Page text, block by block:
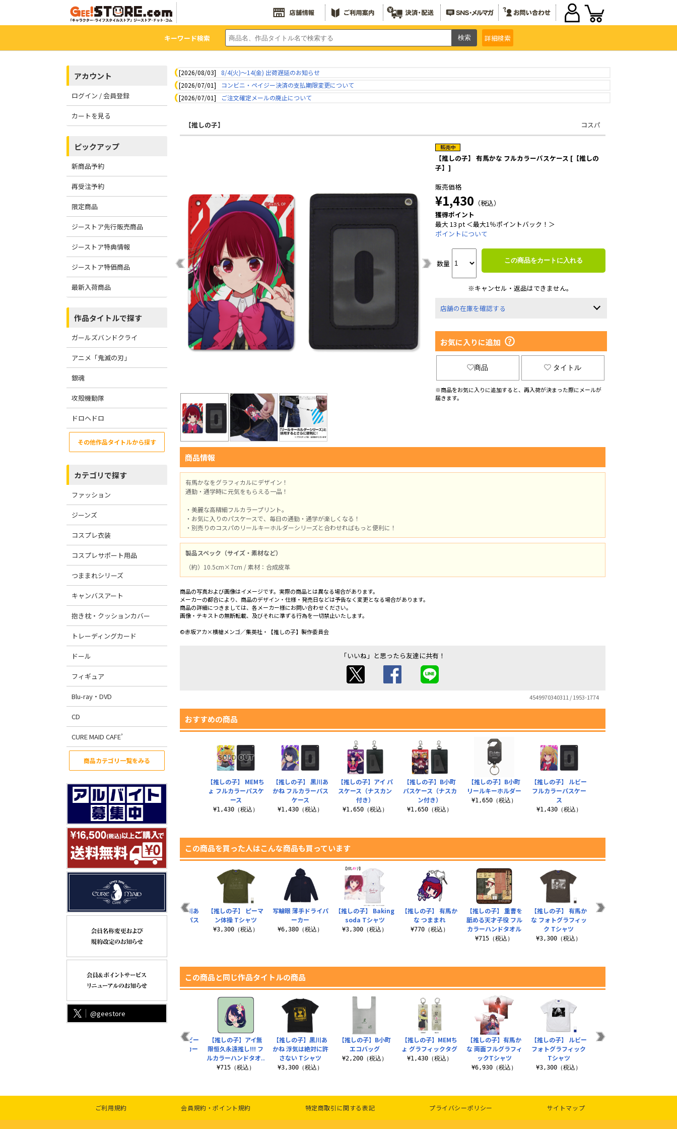
キーワード検索 詳細検索
アカウント
ログイン / 会員登録
カートを見る
ピックアップ
新商品予約
再受注予約
限定商品
ジーストア先行販売商品
ジーストア特典情報
ジーストア特価商品
最新入荷商品
作品タイトルで探す
ガールズバンドクライ
アニメ「鬼滅の刃」
銀魂
攻殻機動隊
ドロヘドロ
その他作品タイトルから探す
カテゴリで探す
ファッション
ジーンズ
コスプレ衣装
コスプレサポート用品
つままれシリーズ
キャンバスアート
抱き枕・クッションカバー
トレーディングカード
ドール
フィギュア
Blu-ray・DVD
CD
CURE MAID CAFE’
商品カテゴリ一覧をみる
@geestore
[2026/08/03]
8/4(火)～14(金) 出荷遅延のお知らせ
[2026/07/01]
コンビニ・ペイジー決済の支払期限変更について
[2026/07/01]
ご注文確定メールの廃止について
【推しの子】 コスパ
【推しの子】 有馬かな フルカラーパスケース [【推しの
子】]
販売価格
¥1,430 （税込）
獲得ポイント
最大 13 pt ＜最大1％ポイントバック！＞
ポイントについて
数量 この商品をカートに入れる
※キャンセル・返品はできません。
店舗の在庫を確認する
お気に入りに追加
商品 タイトル
※商品をお気に入りに追加すると、再入荷が決まった際にメールが
届きます。
商品情報
有馬かなをグラフィカルにデザイン！
通勤・通学時に元気をもらえる一品！
・美麗な高精細フルカラープリント。
・お気に入りのパスケースで、毎日の通勤・通学が楽しくなる！
・別売りのコスパのリールキーホルダーシリーズと合わせればもっと便利に！
製品スペック（サイズ・素材など）
（約）10.5cm×7cm / 素材：合成皮革
商品の写真および画像はイメージです。実際の商品とは異なる場合があります。
メーカーの都合により、商品のデザイン・仕様・発売日などは予告なく変更となる場合があります。
商品の詳細につきましては、各メーカー様にお問い合わせください。
画像・テキストの無断転載、及びそれに準ずる行為を一切禁止いたします。
©赤坂アカ×横槍メンゴ／集英社・【推しの子】製作委員会
「いいね」と思ったら友達に共有！
4549970340311 / 1953-1774
おすすめの商品
【推しの子】アイ パ
スケース（ナスカン
付き）
¥1,650（税込）
【推しの子】B小町
パスケース（ナスカ
ン付き）
¥1,650（税込）
【推しの子】B小町
リールキーホルダー
¥1,650（税込）
【推しの子】 ルビー
フルカラーパスケー
ス
¥1,430（税込）
【推しの子】 MEMち
ょ フルカラーパスケ
ース
¥1,430（税込）
【推しの子】 黒川あ
かね フルカラーパス
ケース
¥1,430（税込）
この商品を買った人はこんな商品も買っています
【推しの子】 Baking
soda Tシャツ
¥3,300（税込）
【推しの子】 有馬か
な つままれ
¥770（税込）
【推しの子】 重曹を
舐める天才子役 フル
カラーハンドタオル
¥715（税込）
【推しの子】 有馬か
な フォトグラフィッ
ク Tシャツ
¥3,300（税込）
【推しの子】 アクア
【推しの子】 アイ フ
【推しの子】 ルビー
ス
¥1,430（税込）
【推しの子】 黒川あ
かね フルカラーパス
【推しの子】 ピーマ
ン体操 Tシャツ
¥3,300（税込）
写輪眼 薄手ドライパ
ーカー
¥6,380（税込）
この商品と同じ作品タイトルの商品
【推しの子】B小町
エコバッグ
¥2,200（税込）
【推しの子】MEMち
ょ グラフィックタグ
¥1,430（税込）
【推しの子】有馬か
な 両面フルグラフィ
ックTシャツ
¥6,930（税込）
【推しの子】 ルビー
フォトグラフィック
Tシャツ
¥3,300（税込）
【推しの子】 アイ無
【推しの子】 ルビー
屋外対応ステッカー
【推しの子】アイ無
限恒久永遠推し!!! フ
ルカラーハンドタオ..
¥715（税込）
【推しの子】黒川あ
かね 浮気は絶対に許
さない Tシャツ
¥3,300（税込）
ご利用規約 会員規約・ポイント規約 特定商取引に関する表記 プライバシーポリシー サイトマップ